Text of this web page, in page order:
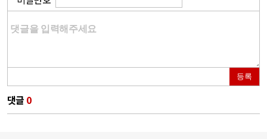
등록
댓글 0